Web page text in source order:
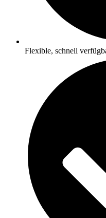
Flexible, schnell